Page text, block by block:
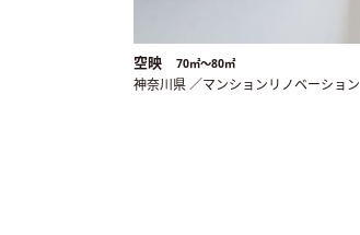
空映 70㎡〜80㎡
神奈川県 ／マンションリノベーション